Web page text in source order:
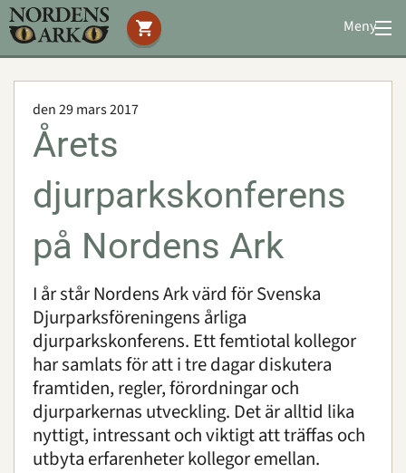
Meny
Stöd oss
Utbildning
Boende
Konferens
Om oss | Öppettider | Press
Sök
den 29 mars 2017
Årets
djurparkskonferens
på Nordens Ark
I år står Nordens Ark värd för Svenska
Djurparksföreningens årliga
djurparkskonferens. Ett femtiotal kollegor
har samlats för att i tre dagar diskutera
framtiden, regler, förordningar och
djurparkernas utveckling. Det är alltid lika
nyttigt, intressant och viktigt att träffas och
utbyta erfarenheter kollegor emellan.